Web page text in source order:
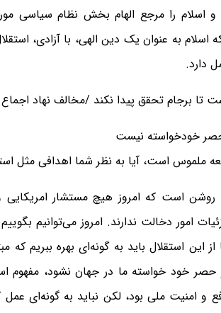
را مرجع الهام بخش نظام سیاسی
اسلام به عنوان یک دین الهی، با آزادی،
دارد.
تا برجام تحقق پیدا نکند /مخالف نهاد
حصر خودخواسته نیست
ملموس است، آیا به نظر شما اهدافی مثل
روشن است که امروز هیچ مستشار
امور دخالت ندارند. امروز می‌توانیم
استقلال باید به گونه‌ای بهره ببریم که
حصر خود خواسته ما در جهان نشود، مفهوم
و امنیت ملی بود، لکن نباید به گونه‌ای عمل